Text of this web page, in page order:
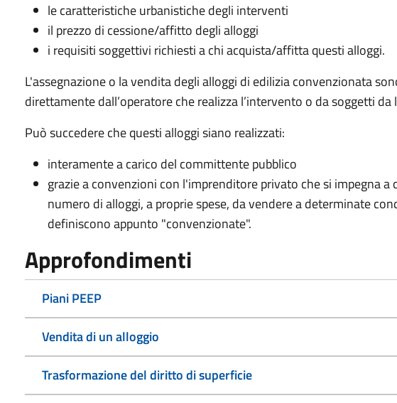
le caratteristiche urbanistiche degli interventi
il prezzo di cessione/affitto degli alloggi
i requisiti soggettivi richiesti a chi acquista/affitta questi alloggi.
L'assegnazione o la vendita degli alloggi di edilizia convenzionata
direttamente dall’operatore che realizza l’intervento o da soggetti da
Può succedere che questi alloggi siano realizzati:
interamente a carico del committente pubblico
grazie a convenzioni con l'imprenditore privato che si impegna a
numero di alloggi, a proprie spese, da vendere a determinate
definiscono appunto "convenzionate".
Approfondimenti
Piani PEEP
Vendita di un alloggio
Trasformazione del diritto di superficie